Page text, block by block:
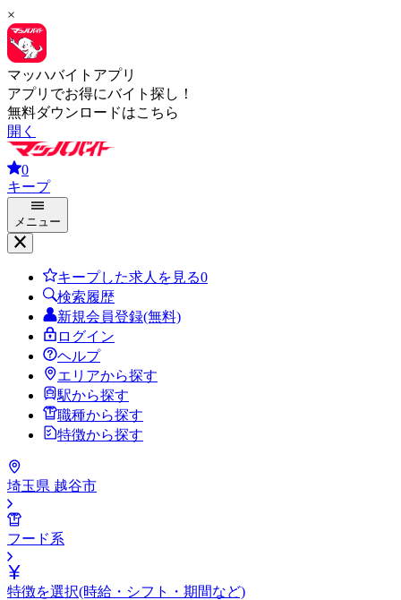
×
マッハバイトアプリ
アプリでお得にバイト探し！
無料ダウンロードはこちら
開く
0
キープ
メニュー
キープした求人を見る0
検索履歴
新規会員登録(無料)
ログイン
ヘルプ
エリアから探す
駅から探す
職種から探す
特徴から探す
埼玉県 越谷市
フード系
特徴を選択(時給・シフト・期間など)